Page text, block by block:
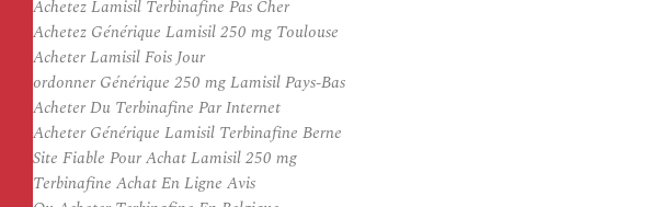
Achetez Lamisil Terbinafine Pas Cher
Achetez Générique Lamisil 250 mg Toulouse
Acheter Lamisil Fois Jour
ordonner Générique 250 mg Lamisil Pays-Bas
Acheter Du Terbinafine Par Internet
Acheter Générique Lamisil Terbinafine Berne
Site Fiable Pour Achat Lamisil 250 mg
Terbinafine Achat En Ligne Avis